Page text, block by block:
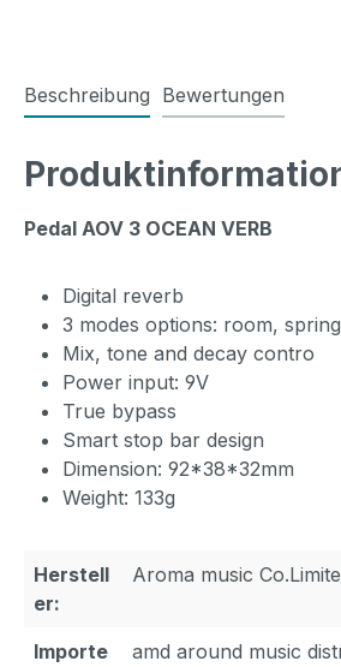
Beschreibung Bewertungen
Pedal AOV 3 OCEAN VERB
Digital reverb
3 modes options: room,
Mix, tone and decay contro
Power input: 9V
True bypass
Smart stop bar design
Dimension: 92*38*32mm
Weight: 133g
Herstell
er:
Aroma music
Importe
amd around music